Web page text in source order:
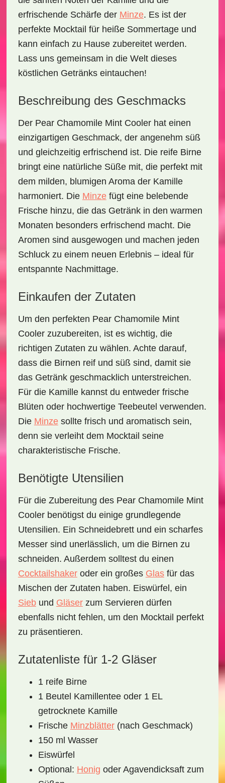
erfrischende Schärfe der Minze. Es ist der
perfekte Mocktail für heiße Sommertage und
kann einfach zu Hause zubereitet werden.
Lass uns gemeinsam in die Welt dieses
köstlichen Getränks eintauchen!
Beschreibung des Geschmacks
Der Pear Chamomile Mint Coolerhat einen
einzigartigen Geschmack, der angenehm süß
und gleichzeitig erfrischend ist. Die reife Birne
bringt eine natürliche Süße mit, die perfekt mit
dem milden, blumigen Aroma der Kamille
harmoniert. Die Minzefügt eine belebende
Frische hinzu, die das Getränk in den warmen
Monaten besonders erfrischend macht. Die
Aromen sind ausgewogen und machen jeden
Schluck zu einem neuen Erlebnis – ideal für
entspannte Nachmittage.
Einkaufen der Zutaten
Um den perfekten Pear Chamomile Mint
Coolerzuzubereiten, ist es wichtig, die
richtigen Zutaten zu wählen. Achte darauf,
dass die Birnen reif und süß sind, damit sie
das Getränk geschmacklich unterstreichen.
Für die Kamille kannst du entweder frische
Blüten oder hochwertige Teebeutel verwenden.
Die Minzesollte frisch und aromatisch sein,
denn sie verleiht dem Mocktail seine
charakteristische Frische.
Benötigte Utensilien
Für die Zubereitung des Pear Chamomile Mint
Coolerbenötigst du einige grundlegende
Utensilien. Ein Schneidebrett und ein scharfes
Messer sind unerlässlich, um die Birnen zu
schneiden. Außerdem solltest du einen
Cocktailshakeroder ein großes Glasfür das
Mischen der Zutaten haben. Eiswürfel, ein
Siebund Gläserzum Servieren dürfen
ebenfalls nicht fehlen, um den Mocktail perfekt
zu präsentieren.
Zutatenliste für 1-2 Gläser
1 reife Birne
1 Beutel Kamillentee oder 1 EL
getrocknete Kamille
Frische Minzblätter(nach Geschmack)
150 ml Wasser
Eiswürfel
Optional: Honig oder Agavendicksaft zum